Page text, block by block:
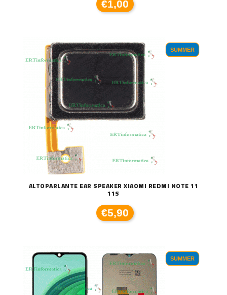
€1,00
SUMMER
ALTOPARLANTE EAR SPEAKER XIAOMI REDMI NOTE 11
11S
€5,90
SUMMER